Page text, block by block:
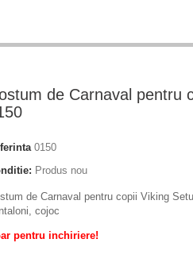
de Carnaval pentru
0150
Produs nou
de Carnaval pentru copii Viking
cojoc
pentru inchiriere!